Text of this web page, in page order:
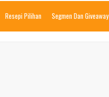
Resepi Pilihan Segmen Dan Giveaway